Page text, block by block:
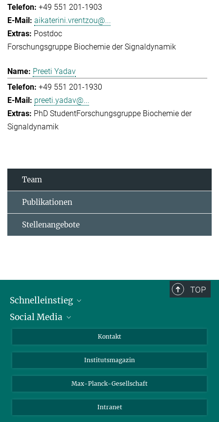
+49 551 201-1903
aikaterini.vrentzou@...
Postdoc
Forschungsgruppe Biochemie der Signaldynamik
Preeti Yadav
+49 551 201-1930
preeti.yadav@...
PhD StudentForschungsgruppe Biochemie der
Signaldynamik
Team
Publikationen
Stellenangebote
TOP
Schnelleinstieg
Alumni
Schulen
Studierende
Social Media
Facebook
YouTube
Kontakt
Institutsmagazin
Max-Planck-Gesellschaft
Intranet